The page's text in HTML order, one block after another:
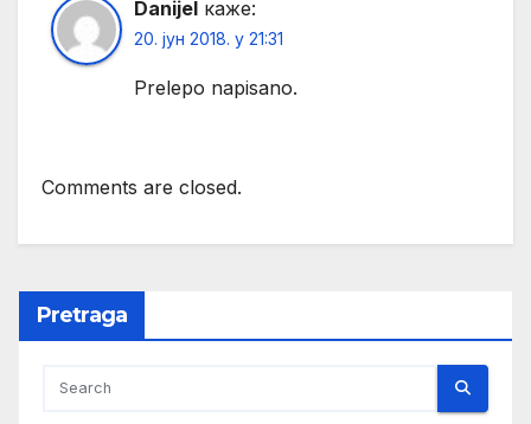
Danijel каже:
20. јун 2018. у 21:31
Prelepo napisano.
Comments are closed.
Pretraga